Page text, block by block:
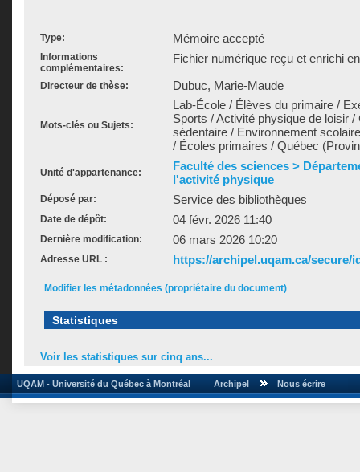
Type: Mémoire accepté
Informations
complémentaires:
Fichier numérique reçu et enrichi
Directeur de thèse: Dubuc, Marie-Maude
Mots-clés ou Sujets:
Lab-École / Élèves du primaire /
Sports / Activité physique de loisir
sédentaire / Environnement
/ Écoles primaires / Québec
Unité d'appartenance:
Faculté des sciences >
l'activité physique
Déposé par: Service des bibliothèques
Date de dépôt: 04 févr. 2026 11:40
Dernière modification: 06 mars 2026 10:20
Adresse URL : https://archipel.uqam.ca/secure/
Modifier les métadonnées (propriétaire du document)
Statistiques
Voir les statistiques sur cinq ans...
UQAM - Université du Québec à Montréal Archipel Nous écrire